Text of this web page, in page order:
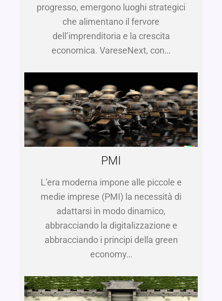
progresso, emergono luoghi strategici
che alimentano il fervore
dell’imprenditoria e la crescita
economica. VareseNext, con…
PMI
L’era moderna impone alle piccole e
medie imprese (PMI) la necessità di
adattarsi in modo dinamico,
abbracciando la digitalizzazione e
abbracciando i principi della green
economy…